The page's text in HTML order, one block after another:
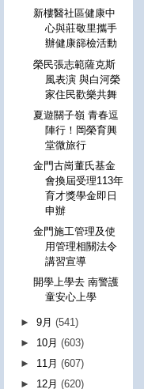
新樓醫社區健康中
心與莊敬里攜手
辦健康篩檢活動
榮民張志範薩克斯
風表演 與白河榮
家住民歡樂共舞
夏遊關子嶺 青春逗
陣行！岡榮育興
堂微旅行
金門古崗董氏基金
會換屆受理113年
育才獎學金即日
申辦
金門施工管理及使
用管理相關法令
講習宣導
開學上學去 南警護
童安心上學
►9月(541)
► 10月(603)
► 11月(607)
► 12月(620)